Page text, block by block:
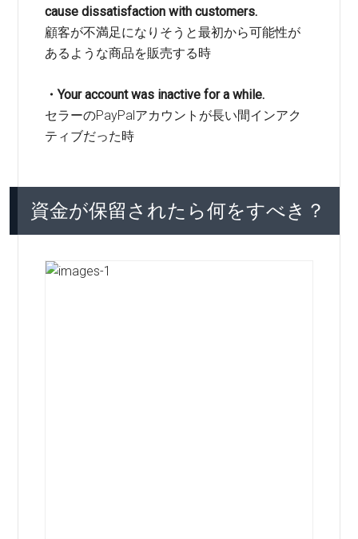
causedissatisfaction with customers.
顧客が不満足になりそうと最初から可能性が
あるような商品を販売する時
・Your account was inactive for a while.
セラーのPayPalアカウントが長い間インアク
ティブだった時
資金が保留されたら何をすべき？